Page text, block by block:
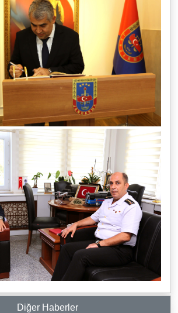
Diğer Haberler